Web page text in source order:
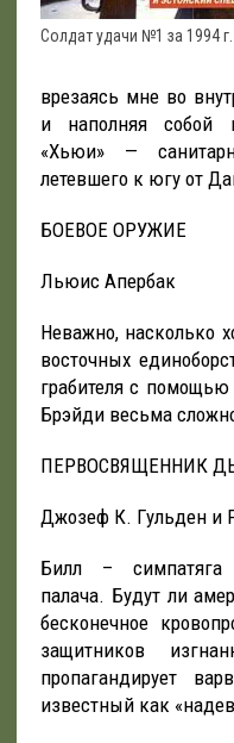
Солдат удачи №1 за 1994 г.
врезаясь мне во
и наполняя собой
«Хьюи» —
летевшего к югу от
БОЕВОЕ ОРУЖИЕ
Льюис Апербак
Неважно, насколько
восточных
грабителя с помощью
Брэйди весьма
ПЕРВОСВЯЩЕННИК
Джозеф К. Гульден и
Билл – симпатяга
палача. Будут ли
бесконечное
защитников
пропагандирует
известный как